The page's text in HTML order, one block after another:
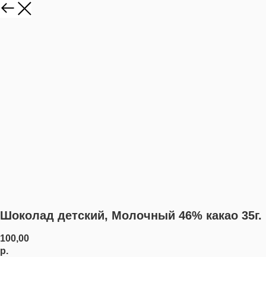
Шоколад детский, Молочный 46% какао 35г.
100,00
р.